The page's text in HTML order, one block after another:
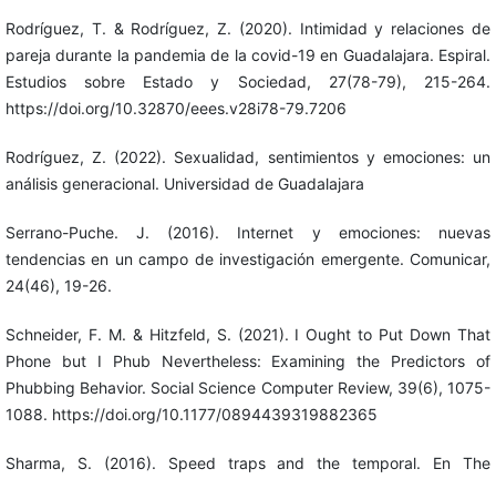
Rodríguez, T. & Rodríguez, Z. (2020). Intimidad y relaciones de
pareja durante la pandemia de la covid-19 en Guadalajara. Espiral.
Estudios sobre Estado y Sociedad, 27(78-79), 215-264.
https://doi.org/10.32870/eees.v28i78-79.7206
Rodríguez, Z. (2022). Sexualidad, sentimientos y emociones: un
análisis generacional. Universidad de Guadalajara
Serrano-Puche. J. (2016). Internet y emociones: nuevas
tendencias en un campo de investigación emergente. Comunicar,
24(46), 19-26.
Schneider, F. M. & Hitzfeld, S. (2021). I Ought to Put Down That
Phone but I Phub Nevertheless: Examining the Predictors of
Phubbing Behavior. Social Science Computer Review, 39(6), 1075-
1088. https://doi.org/10.1177/0894439319882365
Sharma, S. (2016). Speed traps and the temporal. En The